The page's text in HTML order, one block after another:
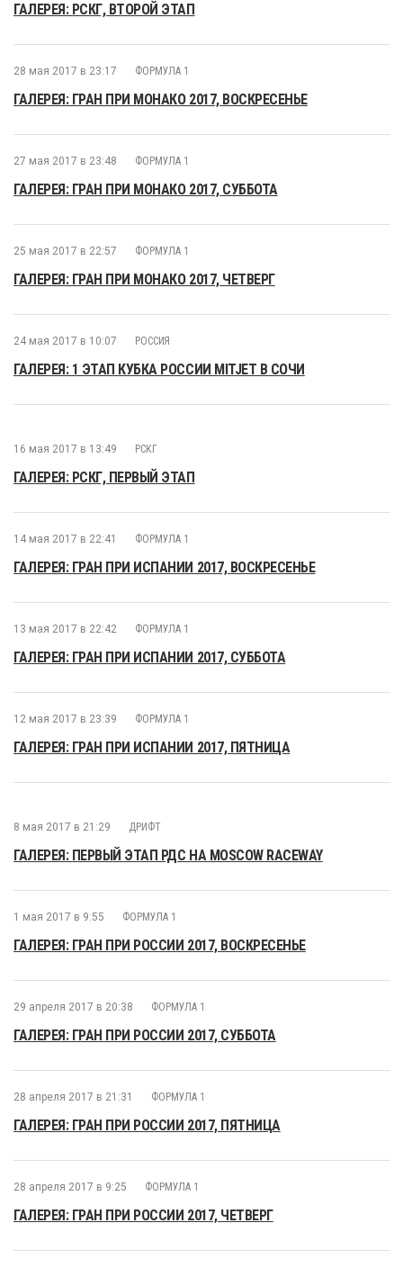
ГАЛЕРЕЯ: РСКГ, ВТОРОЙ ЭТАП
28 мая 2017 в 23:17 ФОРМУЛА 1
ГАЛЕРЕЯ: ГРАН ПРИ МОНАКО 2017, ВОСКРЕСЕНЬЕ
27 мая 2017 в 23:48 ФОРМУЛА 1
ГАЛЕРЕЯ: ГРАН ПРИ МОНАКО 2017, СУББОТА
25 мая 2017 в 22:57 ФОРМУЛА 1
ГАЛЕРЕЯ: ГРАН ПРИ МОНАКО 2017, ЧЕТВЕРГ
24 мая 2017 в 10:07 РОССИЯ
ГАЛЕРЕЯ: 1 ЭТАП КУБКА РОССИИ MITJET В СОЧИ
16 мая 2017 в 13:49 РСКГ
ГАЛЕРЕЯ: РСКГ, ПЕРВЫЙ ЭТАП
14 мая 2017 в 22:41 ФОРМУЛА 1
ГАЛЕРЕЯ: ГРАН ПРИ ИСПАНИИ 2017, ВОСКРЕСЕНЬЕ
13 мая 2017 в 22:42 ФОРМУЛА 1
ГАЛЕРЕЯ: ГРАН ПРИ ИСПАНИИ 2017, СУББОТА
12 мая 2017 в 23:39 ФОРМУЛА 1
ГАЛЕРЕЯ: ГРАН ПРИ ИСПАНИИ 2017, ПЯТНИЦА
8 мая 2017 в 21:29 ДРИФТ
ГАЛЕРЕЯ: ПЕРВЫЙ ЭТАП РДС НА MOSCOW RACEWAY
1 мая 2017 в 9:55 ФОРМУЛА 1
ГАЛЕРЕЯ: ГРАН ПРИ РОССИИ 2017, ВОСКРЕСЕНЬЕ
29 апреля 2017 в 20:38 ФОРМУЛА 1
ГАЛЕРЕЯ: ГРАН ПРИ РОССИИ 2017, СУББОТА
28 апреля 2017 в 21:31 ФОРМУЛА 1
ГАЛЕРЕЯ: ГРАН ПРИ РОССИИ 2017, ПЯТНИЦА
28 апреля 2017 в 9:25 ФОРМУЛА 1
ГАЛЕРЕЯ: ГРАН ПРИ РОССИИ 2017, ЧЕТВЕРГ